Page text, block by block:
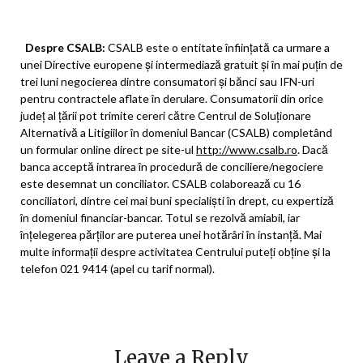
Despre CSALB: CSALB este o entitate înființată ca urmare a
unei Directive europene și intermediază gratuit și în mai puțin de
trei luni negocierea dintre consumatori și bănci sau IFN-uri
pentru contractele aflate în derulare. Consumatorii din orice
județ al țării pot trimite cereri către Centrul de Soluționare
Alternativă a Litigiilor în domeniul Bancar (CSALB) completând
un formular online direct pe site-ul http://www.csalb.ro. Dacă
banca acceptă intrarea în procedură de conciliere/negociere
este desemnat un conciliator. CSALB colaborează cu 16
conciliatori, dintre cei mai buni specialiști în drept, cu expertiză
în domeniul financiar-bancar. Totul se rezolvă amiabil, iar
înțelegerea părților are puterea unei hotărâri în instanță. Mai
multe informații despre activitatea Centrului puteți obține și la
telefon 021 9414 (apel cu tarif normal).
Leave a Reply